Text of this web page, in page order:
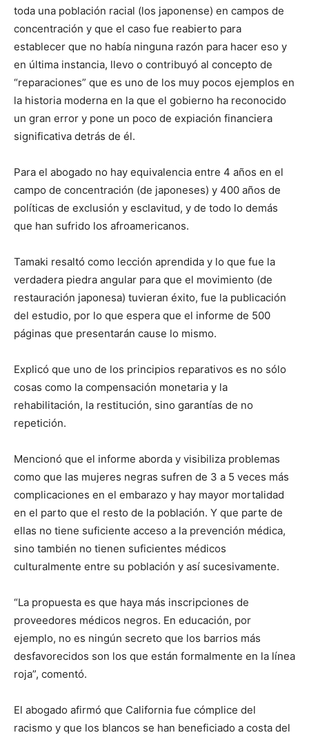
toda una población racial (los japonense) en campos de
concentración y que el caso fue reabierto para
establecer que no había ninguna razón para hacer eso y
en última instancia, llevo o contribuyó al concepto de
“reparaciones” que es uno de los muy pocos ejemplos en
la historia moderna en la que el gobierno ha reconocido
un gran error y pone un poco de expiación financiera
significativa detrás de él.
Para el abogado no hay equivalencia entre 4 años en el
campo de concentración (de japoneses) y 400 años de
políticas de exclusión y esclavitud, y de todo lo demás
que han sufrido los afroamericanos.
Tamaki resaltó como lección aprendida y lo que fue la
verdadera piedra angular para que el movimiento (de
restauración japonesa) tuvieran éxito, fue la publicación
del estudio, por lo que espera que el informe de 500
páginas que presentarán cause lo mismo.
Explicó que uno de los principios reparativos es no sólo
cosas como la compensación monetaria y la
rehabilitación, la restitución, sino garantías de no
repetición.
Mencionó que el informe aborda y visibiliza problemas
como que las mujeres negras sufren de 3 a 5 veces más
complicaciones en el embarazo y hay mayor mortalidad
en el parto que el resto de la población. Y que parte de
ellas no tiene suficiente acceso a la prevención médica,
sino también no tienen suficientes médicos
culturalmente entre su población y así sucesivamente.
“La propuesta es que haya más inscripciones de
proveedores médicos negros. En educación, por
ejemplo, no es ningún secreto que los barrios más
desfavorecidos son los que están formalmente en la línea
roja”, comentó.
El abogado afirmó que California fue cómplice del
racismo y que los blancos se han beneficiado a costa del